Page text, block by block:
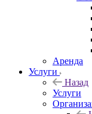
Аренда
Услуги
Назад
Услуги